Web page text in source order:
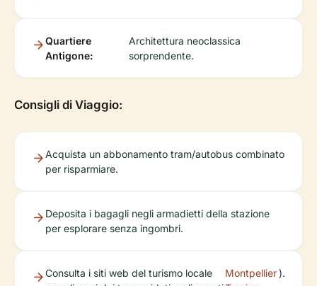
Quartiere
Antigone:
Architettura neoclassica
sorprendente.
Consigli di Viaggio:
Acquista un abbonamento tram/autobus combinato
per risparmiare.
Deposita i bagagli negli armadietti della stazione
per esplorare senza ingombri.
Consulta i siti web del turismo locale
Montpellier ).